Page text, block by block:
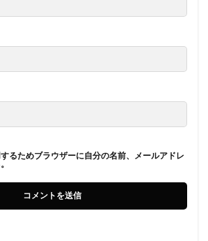
るためブラウザーに自分の名前、メールアドレ